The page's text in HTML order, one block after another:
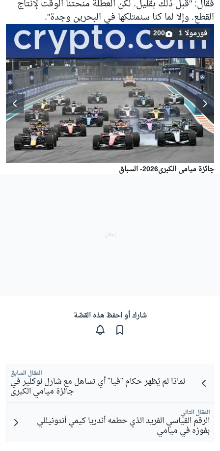
فقال: "قبل ذلك بقليل. لكن العطلة منحتنا الوقت لإنتاج
القطع. وإلا لما كنا سنمتلكها في البحرين وجدة".
جائزة ميامي الكبرى2026- السباق
فورمولا 1 200
شارك أو احفظ هذه القصّة
المقال السابق
لماذا لم يُظهر حكام "فيا" أي تساهل مع شارل لوكلير في
جائزة ميامي الكبرى
المقال التالي
الرقم القياسي الفريد الذي حطمه أندريا كيمي أنتونيللي
بفوزه في ميامي